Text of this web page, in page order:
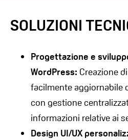
SOLUZIONI
Progettazione e
WordPress: Creazione
facilmente aggiornabile
con gestione
informazioni relative ai
Design UI/UX